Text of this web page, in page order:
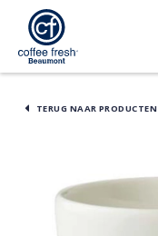
TERUG NAAR PRODUCTEN